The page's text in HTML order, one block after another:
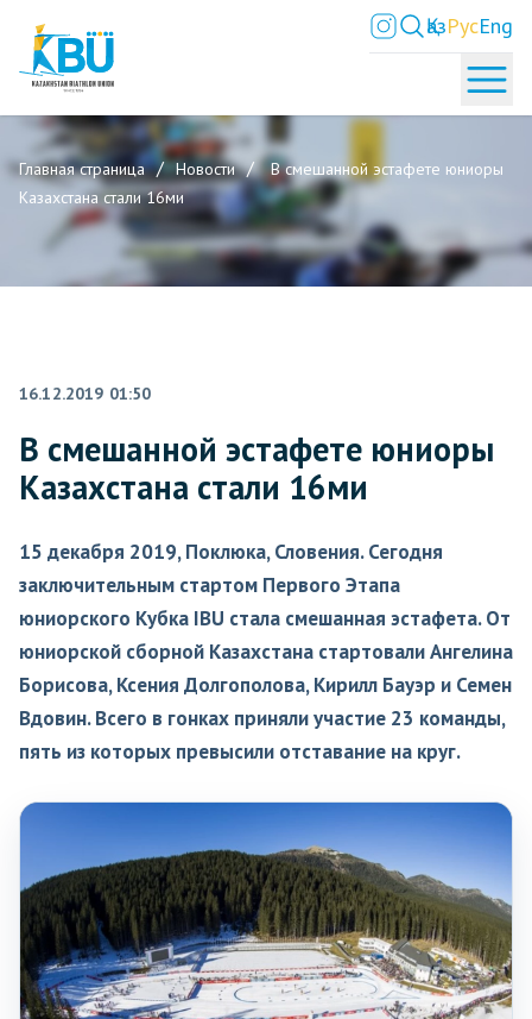
ҚазРусEng
Главная страница Новости
В смешанной эстафете юниоры
Казахстана стали 16ми
16.12.2019 01:50
В смешанной эстафете юниоры
Казахстана стали 16ми
15 декабря 2019, Поклюка, Словения. Сегодня
заключительным стартом Первого Этапа
юниорского Кубка IBU стала смешанная эстафета. От
юниорской сборной Казахстана стартовали Ангелина
Борисова, Ксения Долгополова, Кирилл Бауэр и Семен
Вдовин. Всего в гонках приняли участие 23 команды,
пять из которых превысили отставание на круг.